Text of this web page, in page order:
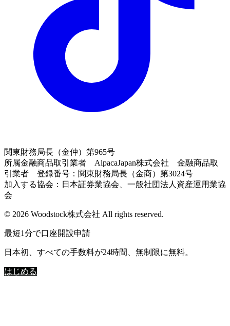
関東財務局長（金仲）第965号
所属金融商品取引業者 AlpacaJapan株式会社 金融商品取
引業者 登録番号：関東財務局長（金商）第3024号
加入する協会：日本証券業協会、一般社団法人資産運用業協
会
© 2026 Woodstock株式会社 All rights reserved.
最短1分で口座開設申請
日本初、すべての手数料が24時間、無制限に無料。
はじめる